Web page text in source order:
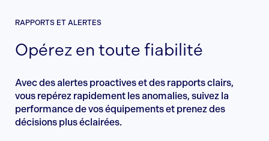
RAPPORTS ET ALERTES
Opérez en toute fiabilité
Avec des alertes proactives et des rapports clairs,
vous repérez rapidement les anomalies, suivez la
performance de vos équipements et prenez des
décisions plus éclairées.